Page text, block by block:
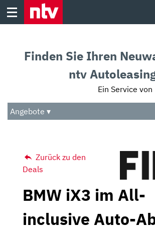
Skip
Audio
Das Beste
Finden Sie Ihren
ntv
Ein Service von
Angebote ▾
Zurück zu den
Deals
BMW iX3 im All-
inclusive Auto-